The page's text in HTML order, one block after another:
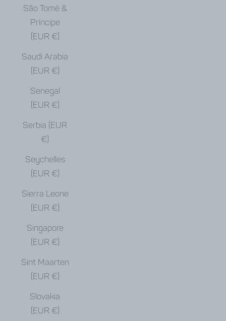
São Tomé &
Príncipe
(EUR €)
Saudi Arabia
(EUR €)
Senegal
(EUR €)
Serbia (EUR
€)
Seychelles
(EUR €)
Sierra Leone
(EUR €)
Singapore
(EUR €)
Sint Maarten
(EUR €)
Slovakia
(EUR €)